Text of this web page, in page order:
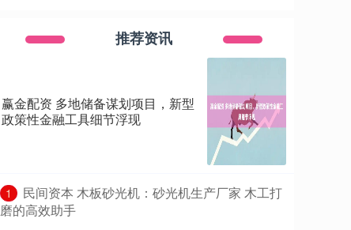
推荐资讯
赢金配资 多地储备谋划项目，新型
政策性金融工具细节浮现
1
​民间资本 木板砂光机：砂光机生产厂家 木工打
磨的高效助手